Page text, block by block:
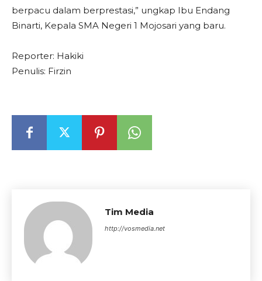
berpacu dalam berprestasi,” ungkap Ibu Endang
Binarti, Kepala SMA Negeri 1 Mojosari yang baru.
Reporter: Hakiki
Penulis: Firzin
Tim Media
http://vosmedia.net